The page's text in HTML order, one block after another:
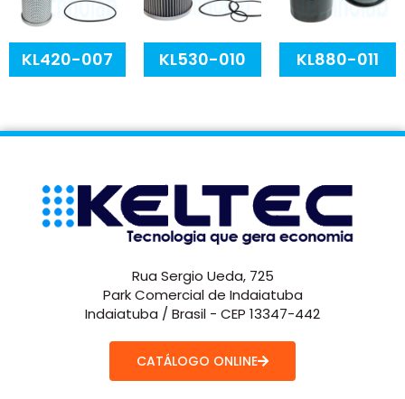
KL420-007 KL530-010 KL880-011
Rua Sergio Ueda, 725
Park Comercial de Indaiatuba
Indaiatuba / Brasil - CEP 13347-442
CATÁLOGO ONLINE